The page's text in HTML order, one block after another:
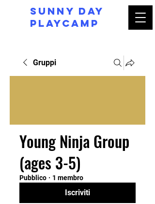
Sunny day
Playcamp
Gruppi
Young Ninja Group
(ages 3-5)
Pubblico · 1 membro
Iscriviti